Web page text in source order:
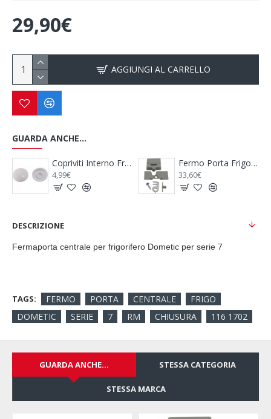
29,90€
AGGIUNGI AL CARRELLO
GUARDA ANCHE...
Copriviti Interno Frigorifero - THETFORD
4,99€
Fermo Porta Frigo DOMETIC RM7651 / 7655
33,60€
DESCRIZIONE
Fermaporta centrale per frigorifero Dometic per serie 7
TAGS: FERMO PORTA CENTRALE
FRIGO
DOMETIC
SERIE 7 RM CHIUSURA 116 1702
GUARDA ANCHE... STESSA CATEGORIA
STESSA MARCA